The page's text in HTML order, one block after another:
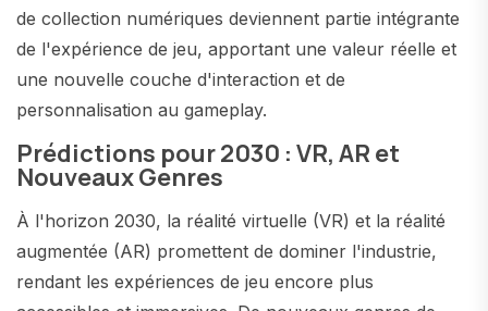
de collection numériques deviennent partie intégrante
de l'expérience de jeu, apportant une valeur réelle et
une nouvelle couche d'interaction et de
personnalisation au gameplay​​.
Prédictions pour 2030 : VR, AR et
Nouveaux Genres
À l'horizon 2030, la réalité virtuelle (VR) et la réalité
augmentée (AR) promettent de dominer l'industrie,
rendant les expériences de jeu encore plus